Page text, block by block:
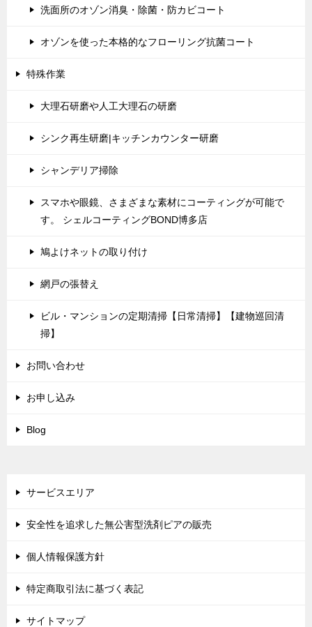
洗面所のオゾン消臭・除菌・防カビコート
オゾンを使った本格的なフローリング抗菌コート
特殊作業
大理石研磨や人工大理石の研磨
シンク再生研磨|キッチンカウンター研磨
シャンデリア掃除
スマホや眼鏡、さまざまな素材にコーティングが可能で
す。 シェルコーティングBOND博多店
鳩よけネットの取り付け
網戸の張替え
ビル・マンションの定期清掃【日常清掃】【建物巡回清
掃】
お問い合わせ
お申し込み
Blog
サービスエリア
安全性を追求した無公害型洗剤ピアの販売
個人情報保護方針
特定商取引法に基づく表記
サイトマップ